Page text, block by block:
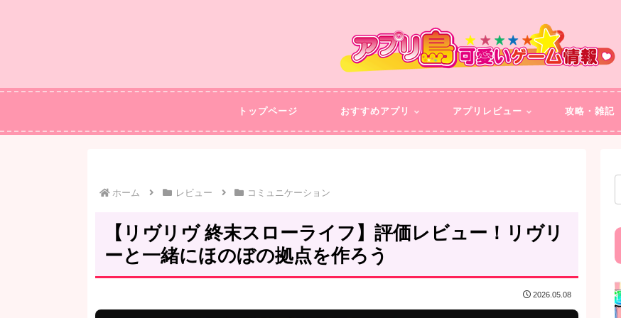
トップページ おすすめアプリ アプリレビュー 攻略・雑記
ホーム レビュー コミュニケーション
【リヴリヴ 終末スローライフ】評価レビュー！リヴリ
ーと一緒にほのぼの拠点を作ろう
2026.05.08